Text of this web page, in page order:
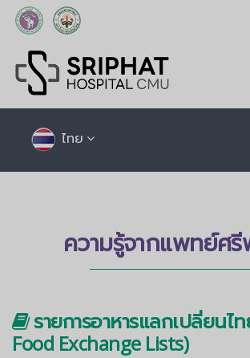
ไทย
ความรู้จากแพทย์ศ
รายการอาหารแลกเปลี่ยนไ
Food Exchange Lists)